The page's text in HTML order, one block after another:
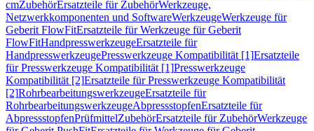
cmZubehörErsatzteile für ZubehörWerkzeuge,
Netzwerkkomponenten und SoftwareWerkzeugeWerkzeuge für
Geberit FlowFitErsatzteile für Werkzeuge für Geberit
FlowFitHandpresswerkzeugeErsatzteile für
HandpresswerkzeugePresswerkzeuge Kompatibilität [1]Ersatzteile
für Presswerkzeuge Kompatibilität [1]Presswerkzeuge
Kompatibilität [2]Ersatzteile für Presswerkzeuge Kompatibilität
[2]RohrbearbeitungswerkzeugeErsatzteile für
RohrbearbeitungswerkzeugeAbpressstopfenErsatzteile für
AbpressstopfenPrüfmittelZubehörErsatzteile für ZubehörWerkzeuge